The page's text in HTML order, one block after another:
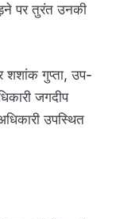
पर तुरंत उनकी
शशांक गुप्ता, उप-
जगदीप
उपस्थित